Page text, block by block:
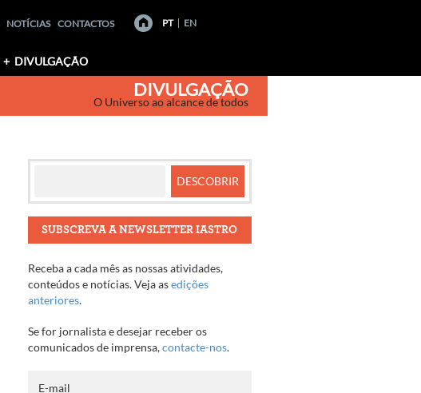
NOTÍCIAS CONTACTOS PT EN
DIVULGAÇÃO
DIVULGAÇÃO
O Universo ao alcance de todos
SUBSCREVA A NEWSLETTER IASTRO
Receba a cada mês as nossas atividades,
conteúdos e notícias. Veja asedições
anteriores.
Se for jornalista e desejar receber os
comunicados de imprensa,contacte-nos.
E-mail